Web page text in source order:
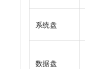
系统盘
数据盘